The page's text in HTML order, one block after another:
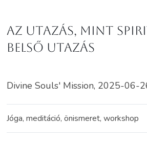
Az utazás, mint
belső utazás
Divine Souls' Mission, 2025-06-
Jóga, meditáció, önismeret, workshop